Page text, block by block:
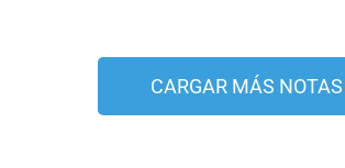
CARGAR MÁS NOTAS